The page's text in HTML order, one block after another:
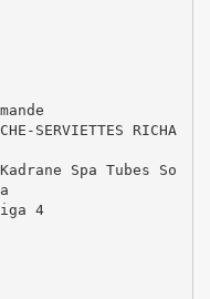
SERVIETTES RICHA
Spa Tubes So
4